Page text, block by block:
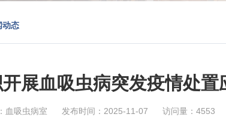
动态
展血吸虫病突发疫情处置
血吸虫病室 发布时间：2025-11-07 访问量：4553